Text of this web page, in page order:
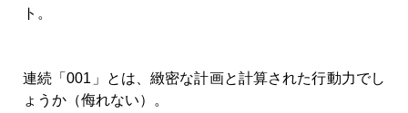
ト。
連続「001」とは、緻密な計画と計算された行動力でし
ょうか（侮れない）。